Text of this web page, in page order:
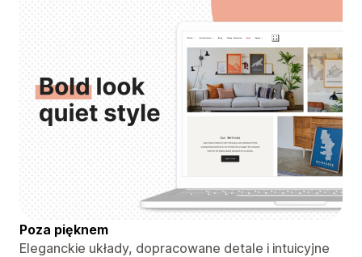
Poza pięknem
Eleganckie układy, dopracowane detale i intuicyjne